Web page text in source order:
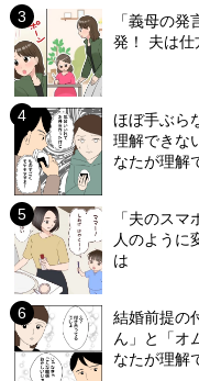
「義母の
発！ 夫は仕
ほぼ手ぶら
理解できな
なたが理解
「夫のス
人のように
は
結婚前提の
ん」と「オ
なたが理解